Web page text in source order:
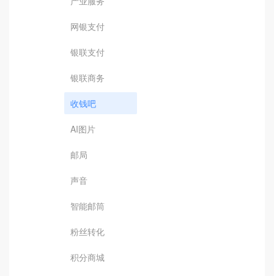
网银支付
银联支付
银联商务
收钱吧
AI图片
邮局
声音
智能邮筒
粉丝转化
积分商城